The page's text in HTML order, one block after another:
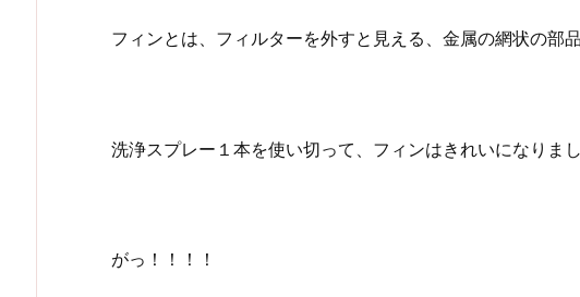
フィンとは、フィルターを外すと見える、金属の網状の部品
洗浄スプレー１本を使い切って、フィンはきれいになりまし
がっ！！！！